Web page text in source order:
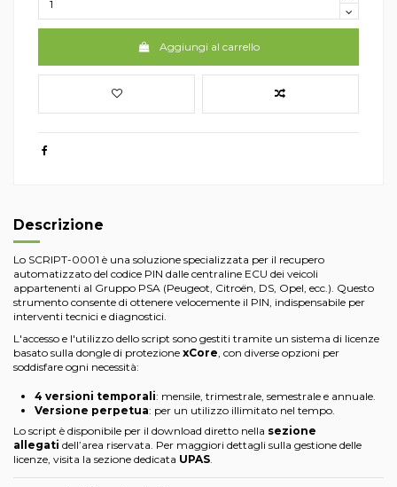
Aggiungi al carrello
Descrizione
Lo SCRIPT-0001 è una soluzione specializzata per il recupero
automatizzato del codice PIN dalle centraline ECU dei veicoli
appartenenti al Gruppo PSA (Peugeot, Citroën, DS, Opel, ecc.). Questo
strumento consente di ottenere velocemente il PIN, indispensabile per
interventi tecnici e diagnostici.
L'accesso e l'utilizzo dello script sono gestiti tramite un sistema di licenze
basato sulla dongle di protezione xCore, con diverse opzioni per
soddisfare ogni necessità:
4 versioni temporali: mensile, trimestrale, semestrale e annuale.
Versione perpetua: per un utilizzo illimitato nel tempo.
Lo script è disponibile per il download diretto nella sezione
allegati dell’area riservata. Per maggiori dettagli sulla gestione delle
licenze, visita la sezione dedicata UPAS.